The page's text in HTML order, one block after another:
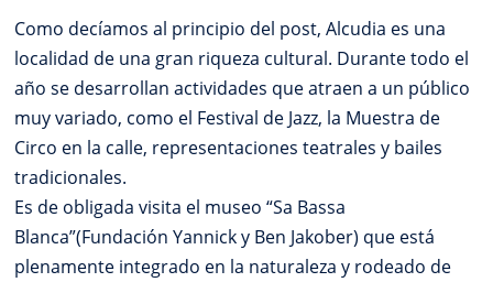
Como decíamos al principio del post, Alcudia es una
localidad de una gran riqueza cultural. Durante todo el
año se desarrollan actividades que atraen a un público
muy variado, como el Festival de Jazz, la Muestra de
Circo en la calle, representaciones teatrales y bailes
tradicionales.
Es de obligada visita el museo “Sa Bassa
Blanca”(Fundación Yannick y Ben Jakober) que está
plenamente integrado en la naturaleza y rodeado de